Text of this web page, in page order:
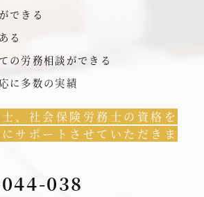
できる
る
の労務相談ができる
に多数の実績
、社会保険労務士の資格を
サポートさせていただきま
038